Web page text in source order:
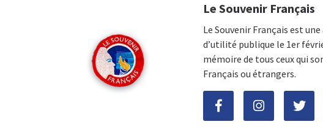
Le Souvenir Français
Le Souvenir Français est
d’utilité publique le 1er
mémoire de tous ceux qui
Français ou étrangers.